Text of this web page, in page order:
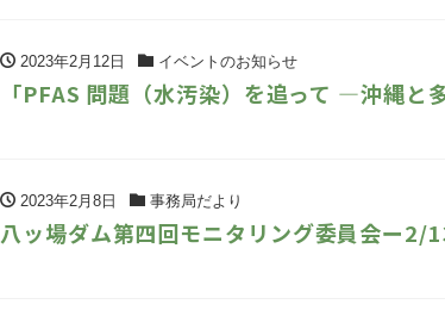
2023年2月12日 イベントのお知らせ
「PFAS 問題（水汚染）を追って ―沖縄
2023年2月8日 事務局だより
八ッ場ダム第四回モニタリング委員会ー2/